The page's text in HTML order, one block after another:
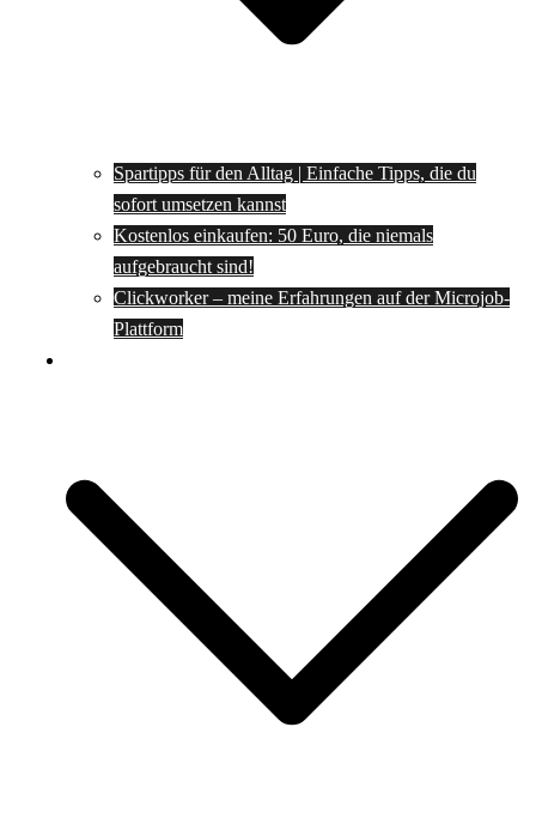
Spartipps für den Alltag | Einfache Tipps, die du
sofort umsetzen kannst
Kostenlos einkaufen: 50 Euro, die niemals
aufgebraucht sind!
Clickworker – meine Erfahrungen auf der Microjob-
Plattform